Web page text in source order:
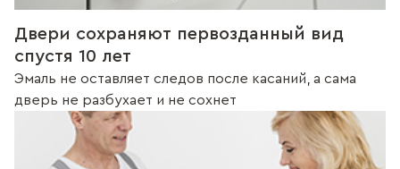
Двери сохраняют первозданный вид
спустя 10 лет
Эмаль не оставляет следов после касаний, а сама
дверь не разбухает и не сохнет